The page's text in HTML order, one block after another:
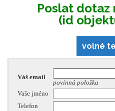
Poslat dotaz
(id
volné